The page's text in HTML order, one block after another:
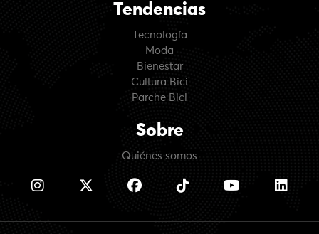
Tendencias
Tecnología
Moda
Bienestar
Cultura Bici
Parche Bici
Sobre
Quiénes somos